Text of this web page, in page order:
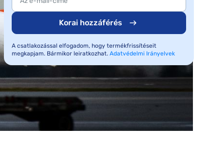
Korai hozzáférés
A csatlakozással elfogadom, hogy termékfrissítéseit
megkapjam. Bármikor leiratkozhat. Adatvédelmi Irányelvek